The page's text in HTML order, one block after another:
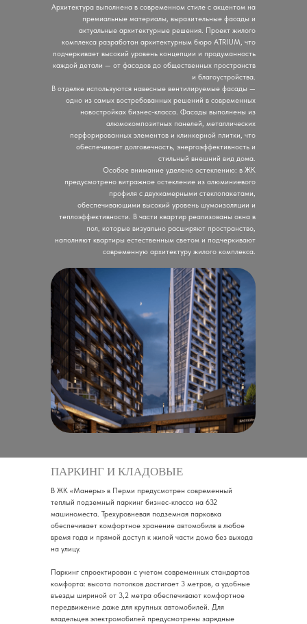
Архитектура выполнена в современном стиле с акцентом на
премиальные материалы, выразительные фасады и
актуальные архитектурные решения. Проект жилого
комплекса разработан архитектурным бюро ATRIUM, что
подчеркивает высокий уровень концепции и продуманность
каждой детали — от фасадов до общественных пространств
и благоустройства.
В отделке используются навесные вентилируемые фасады —
одно из самых востребованных решений в современных
новостройках бизнес-класса. Фасады выполнены из
алюмокомпозитных панелей, металлических
перфорированных элементов и клинкерной плитки, что
обеспечивает долговечность, энергоэффективность и
стильный внешний вид дома.
Особое внимание уделено остеклению: в ЖК
предусмотрено витражное остекление из алюминиевого
профиля с двухкамерными стеклопакетами,
обеспечивающими высокий уровень шумоизоляции и
теплоэффективности. В части квартир реализованы окна в
пол, которые визуально расширяют пространство,
наполняют квартиры естественным светом и подчеркивают
современную архитектуру жилого комплекса.
В ЖК «Манеры» в Перми предусмотрен современный
теплый подземный паркинг бизнес-класса на 632
машиноместа. Трехуровневая подземная парковка
обеспечивает комфортное хранение автомобиля в любое
время года и прямой доступ к жилой части дома без выхода
на улицу.
Паркинг спроектирован с учетом современных стандартов
комфорта: высота потолков достигает 3 метров, а удобные
въезды шириной от 3,2 метра обеспечивают комфортное
передвижение даже для крупных автомобилей. Для
владельцев электромобилей предусмотрены зарядные
ПАРКИНГ И КЛАДОВЫЕ